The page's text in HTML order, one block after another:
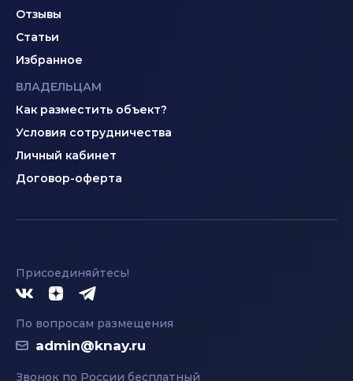
Отзывы
Статьи
Избранное
ВЛАДЕЛЬЦАМ
Как разместить объект?
Условия сотрудничества
Личный кабинет
Договор-оферта
Присоединяйтесь!
По вопросам размещения
admin@knay.ru
Звонок по России бесплатный